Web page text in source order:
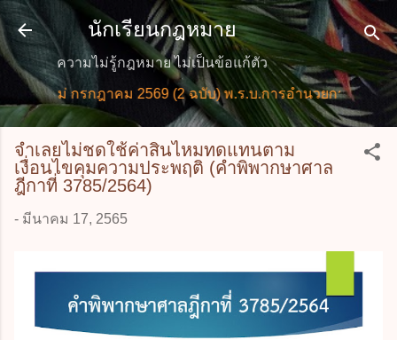
ข้ามไปที่เนื้อหาหลัก
นักเรียนกฎหมาย
ความไม่รู้กฎหมาย ไม่เป็นข้อแก้ตัว
ใหม่ กรกฎาคม 2569 (2 ฉบับ) พ.ร.บ.การอำนวยการความสะด
จำเลยไม่ชดใช้ค่าสินไหมทดแทนตาม
เงื่อนไขคุมความประพฤติ (คำพิพากษาศาล
ฎีกาที่ 3785/2564)
- มีนาคม 17, 2565